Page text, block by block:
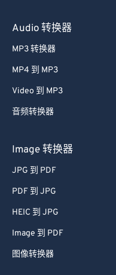
Audio 转换器
MP3 转换器
MP4 到 MP3
Video 到 MP3
音频转换器
Image 转换器
JPG 到 PDF
PDF 到 JPG
HEIC 到 JPG
Image 到 PDF
图像转换器